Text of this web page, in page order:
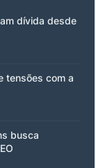
dívida desde
tensões com a
busca